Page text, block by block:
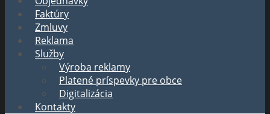
Faktúry
Zmluvy
Reklama
Služby
Výroba reklamy
Platené príspevky pre obce
Digitalizácia
Kontakty